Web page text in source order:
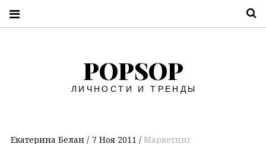
POPSOP
ЛИЧНОСТИ И ТРЕНДЫ
Екатерина Белан 7 Ноя 2011 Маркетинг